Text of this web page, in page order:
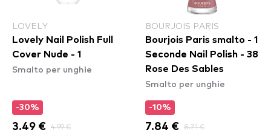
LOVELY
Lovely Nail Polish Full
Cover Nude - 1
Smalto per unghie
-30%
3.49 € 4.99 €
BOURJOIS PARIS
Bourjois Paris smalto - 1
Seconde Nail Polish - 38
Rose Des Sables
Smalto per unghie
-10%
7.84 € 8.71 €